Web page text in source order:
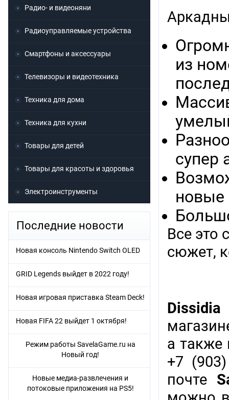
из
супер
новые
Все это
сюжет,
Dissidia
а также
+7
почте
Радио- и видеоняни
Радиоуправляемые устройства
Смартфоны и аксессуары
Телевизоры и видеотехника
Техника для дома
Техника для кухни
Товары для детей
Товары для красоты и здоровья
Электроинструменты
Последние новости
Новая консоль Nintendo Switch OLED
GRID Legends выйдет в 2022 году!
Новая игровая приставка Steam Deck!
Новая FIFA 22 выйдет 1 октября!
Режим работы SavelaGame.ru на
Новый год!
Новые медиа-развлечения и
потоковые приложения на PS5!